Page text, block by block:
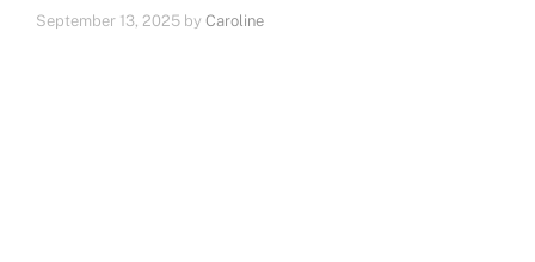
September 13, 2025 by Caroline